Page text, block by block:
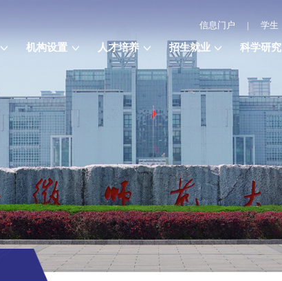
信息门户 | 学生
机构设置 人才培养 招生就业 科学研究